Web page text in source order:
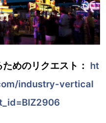
めのリクエスト： ht
industry-vertical